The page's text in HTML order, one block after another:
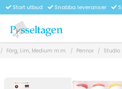
Stort utbud Snabba leveranser
Färg, Lim, Medium m.m. Pennor Studio